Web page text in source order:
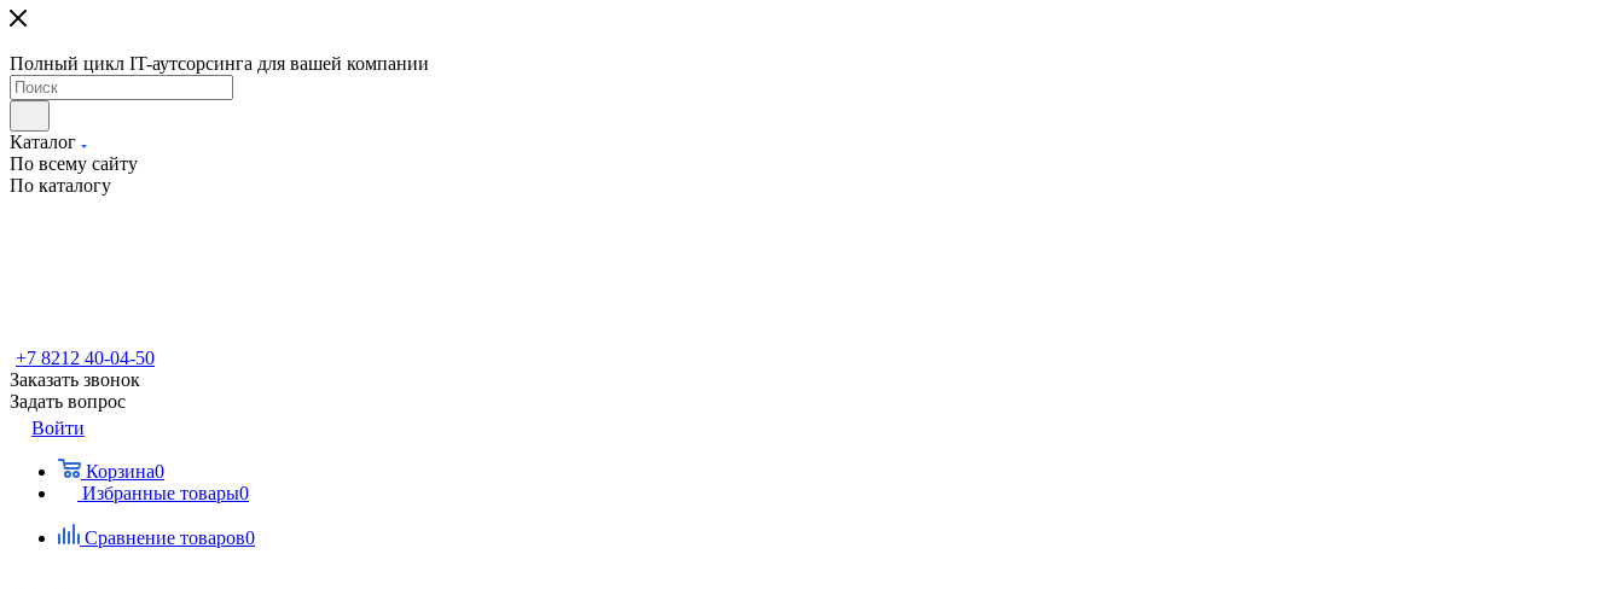
Полный цикл IT-аутсорсинга для вашей компании
Каталог
По всему сайту
По каталогу
+7 8212 40-04-50
Заказать звонок
Задать вопрос
Войти
Корзина0
Избранные товары0
Сравнение товаров0